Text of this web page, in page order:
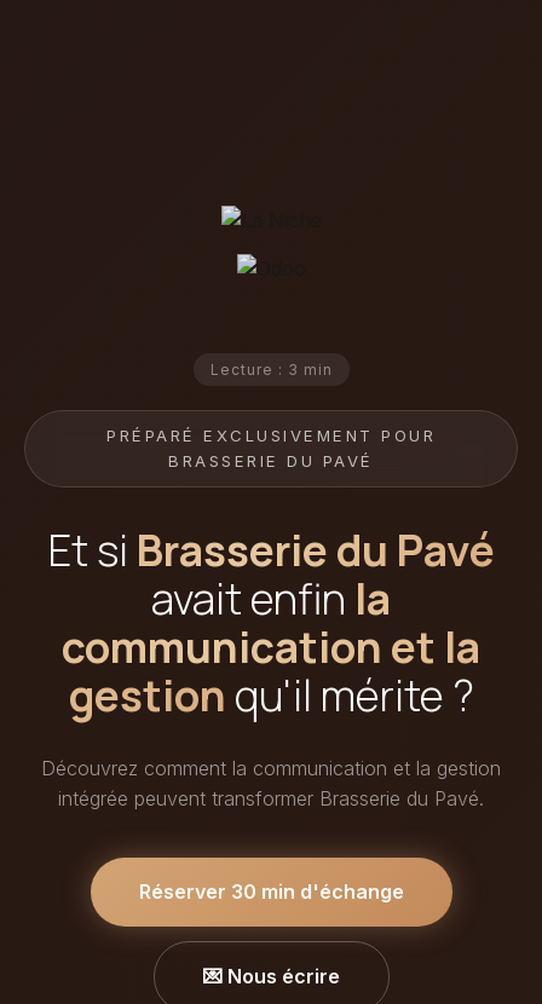
Lecture : 3 min
PRÉPARÉ EXCLUSIVEMENT POUR
BRASSERIE DU PAVÉ
Et si Brasserie du Pavé
avait enfin la
communication et la
gestion qu'il mérite ?
Découvrez comment la communication et la gestion
intégrée peuvent transformer Brasserie du Pavé.
Réserver 30 min d'échange
💌 Nous écrire